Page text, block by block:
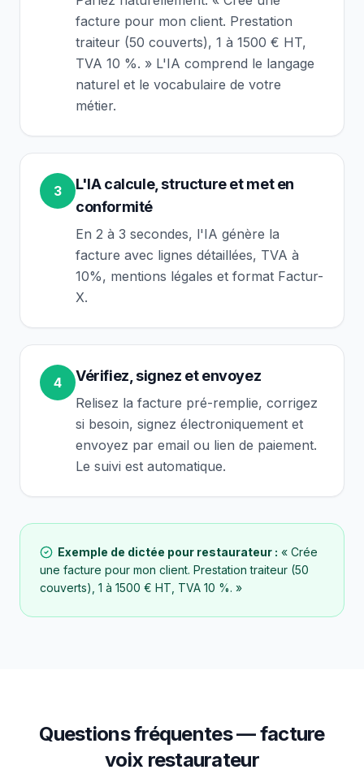
facture pour mon client. Prestation
traiteur (50 couverts), 1 à 1500 € HT,
TVA 10 %. » L'IA comprend le langage
naturel et le vocabulaire de votre
métier.
3
L'IA calcule, structure et met en
conformité
En 2 à 3 secondes, l'IA génère la
facture avec lignes détaillées, TVA à
10%, mentions légales et format Factur-
X.
4 Vérifiez, signez et envoyez
Relisez la facture pré-remplie, corrigez
si besoin, signez électroniquement et
envoyez par email ou lien de paiement.
Le suivi est automatique.
Exemple de dictée pour restaurateur : « Crée
une facture pour mon client. Prestation traiteur (50
couverts), 1 à 1500 € HT, TVA 10 %. »
Questions fréquentes — facture
voix restaurateur